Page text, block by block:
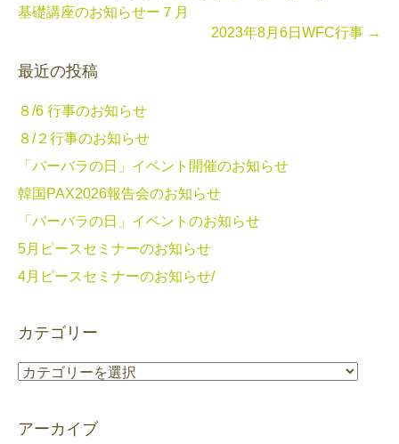
基礎講座のお知らせー７月
2023年8月6日WFC行事 →
最近の投稿
８/6 行事のお知らせ
８/２行事のお知らせ
「バーバラの日」イベント開催のお知らせ
韓国PAX2026報告会のお知らせ
「バーバラの日」イベントのお知らせ
5月ピースセミナーのお知らせ
4月ピースセミナーのお知らせ/
カテゴリー
カ
リ
アーカイブ